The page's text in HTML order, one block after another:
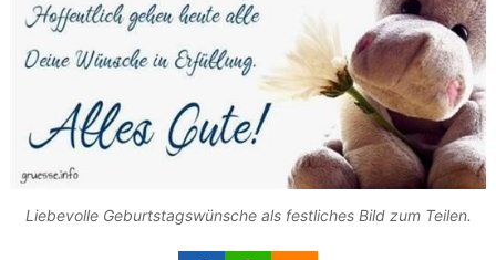
Liebevolle Geburtstagswünsche als festliches Bild zum Teilen.